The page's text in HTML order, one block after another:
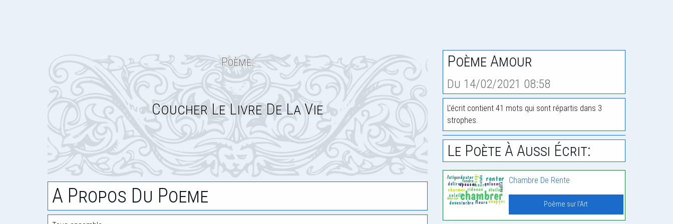
Poème:
Coucher Le Livre De La Vie
A Propos Du Poeme
Poème Amour
Du 14/02/2021 08:58
L'écrit contient 41 mots qui sont répartis dans 3
strophes.
Le Poète À Aussi Écrit:
Chambre De Rente
Poème sur l'Art